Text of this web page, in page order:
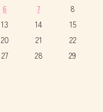
6 7
8
13 14
15
20 21
22
27 28
29